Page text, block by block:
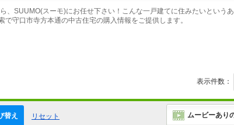
、SUUMO(スーモ)にお任せ下さい！こんな一戸建てに住みたいという
守口市寺方本通の中古住宅の購入情報をご提供します。
表示件数：
替え リセット ムービーあり